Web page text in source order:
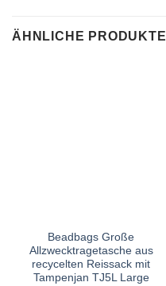
ÄHNLICHE PRODUKTE
Beadbags Große
Allzwecktragetasche aus
recycelten Reissack mit
Tampenjan TJ5L Large